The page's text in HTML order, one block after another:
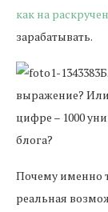
как на
зарабатывать.
выражение?
цифре – 1000
блога?
Почему именно
реальная